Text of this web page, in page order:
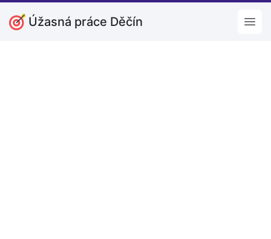
Úžasná práce Děčín